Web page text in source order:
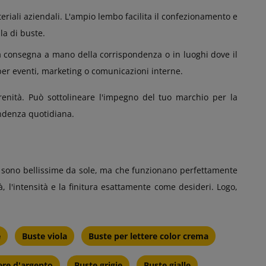
aziendali. L'ampio lembo facilita il confezionamento e
di buste.
a mano della corrispondenza o in luoghi dove il
eventi, marketing o comunicazioni interne.
Può sottolineare l'impegno del tuo marchio per la
quotidiana.
bellissime da sole, ma che funzionano perfettamente
l'intensità e la finitura esattamente come desideri. Logo,
Buste viola Buste per lettere color crema